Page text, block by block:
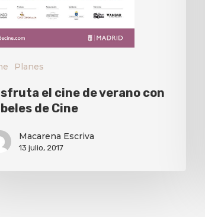
Planes
el cine de verano con
de Cine
Macarena Escriva
13 julio, 2017